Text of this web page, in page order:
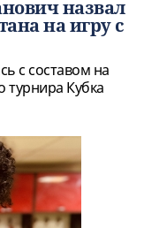
назвал
на игру с
с составом на
Кубка